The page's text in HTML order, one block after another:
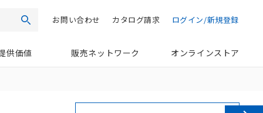
検索 ログイン/新規登録
カタログ請求
お問い合わせ
供価値 販売ネットワーク オンラインストア